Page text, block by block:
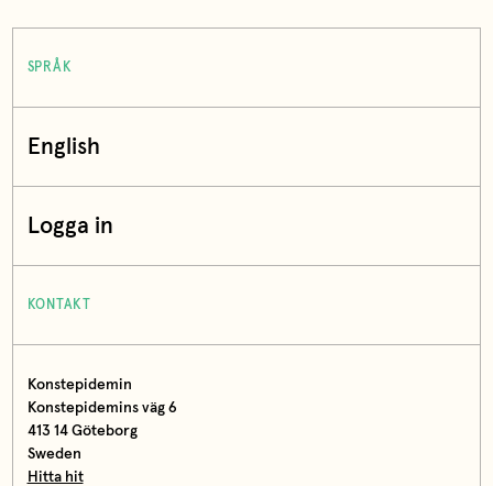
SPRÅK
English
Logga in
KONTAKT
Konstepidemin
Konstepidemins väg 6
413 14 Göteborg
Sweden
Hitta hit